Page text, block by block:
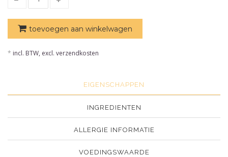
toevoegen aan winkelwagen
* incl. BTW, excl. verzendkosten
EIGENSCHAPPEN
INGREDIENTEN
ALLERGIE INFORMATIE
VOEDINGSWAARDE